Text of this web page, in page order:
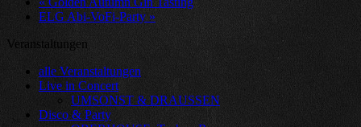
ELG Abi-VoFi-Party »
Veranstaltungen
alle Veranstaltungen
Live in Concert
UMSONST & DRAUSSEN
Disco & Party